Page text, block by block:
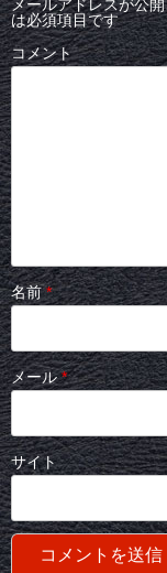
メールアドレスが公
は必須項目です
コメント
名前*
メール*
サイト